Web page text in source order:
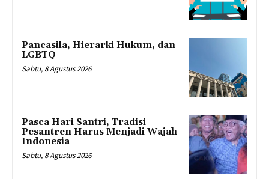
Pancasila, Hierarki Hukum, dan
LGBTQ
Sabtu, 8 Agustus 2026
Pasca Hari Santri, Tradisi
Pesantren Harus Menjadi Wajah
Indonesia
Sabtu, 8 Agustus 2026